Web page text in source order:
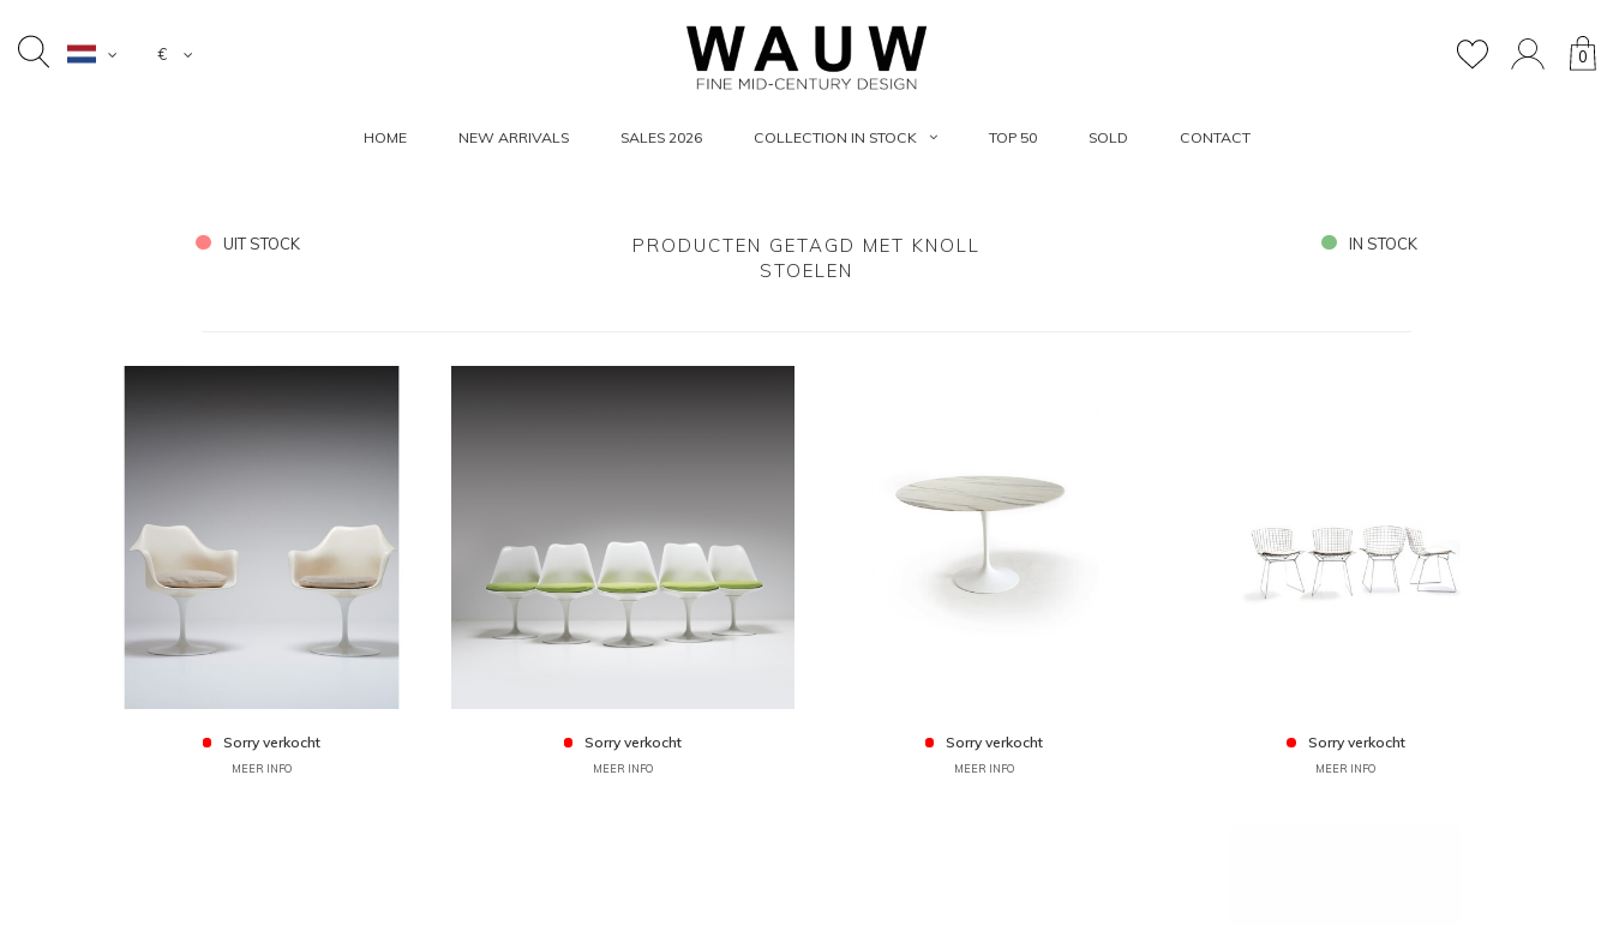
€ 0
HOME NEW ARRIVALS SALES 2026 COLLECTION IN STOCK TOP 50 SOLD CONTACT
UIT STOCK
PRODUCTEN GETAGD MET KNOLL
STOELEN
IN STOCK
Sorry verkocht
MEER INFO
Sorry verkocht
MEER INFO
Sorry verkocht
MEER INFO
Sorry verkocht
MEER INFO